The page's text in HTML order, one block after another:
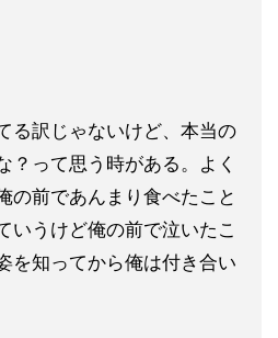
る訳じゃないけど、本当の
？って思う時がある。よく
の前であんま り食べたこと
いうけど俺の前で泣いたこ
を知ってから俺は付き合い